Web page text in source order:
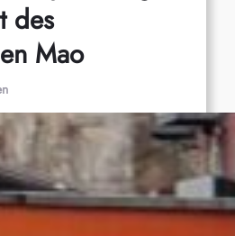
des
Mao